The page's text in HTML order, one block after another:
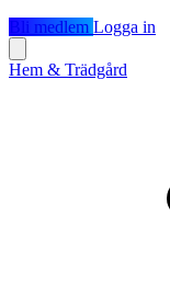
Bli medlem Logga in
Hem & Trädgård